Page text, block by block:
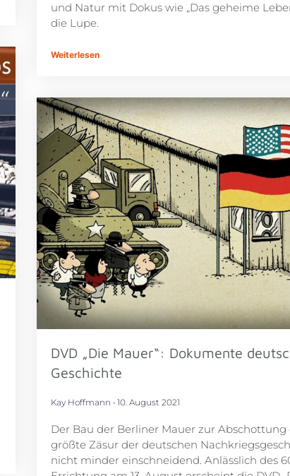
und Natur mit Dokus wie „Das geheime
die Lupe.
Weiterlesen
DVD „Die Mauer“: Dokumente
Geschichte
Kay Hoffmann 10. August 2021
Der Bau der Berliner Mauer zur Abschottung
größte Zäsur der deutschen
nicht minder einschneidend. Anlässlich des